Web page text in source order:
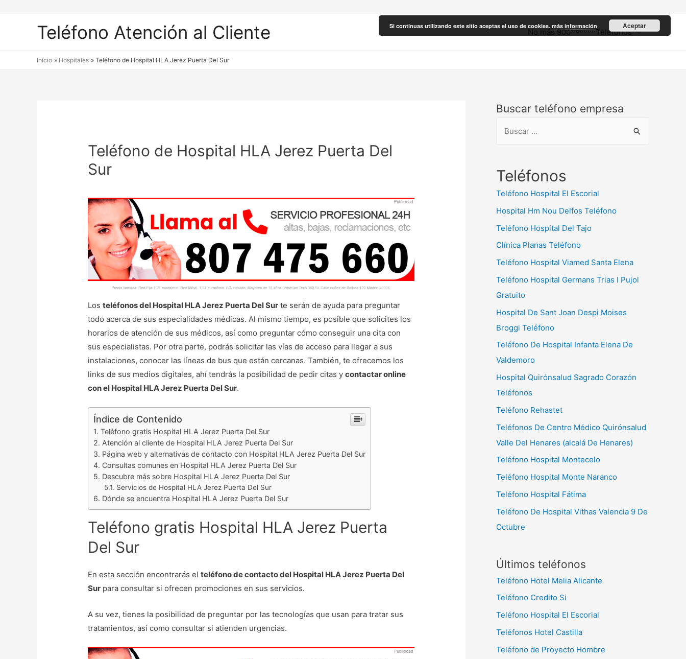
Teléfono Atención al Cliente No más 900 Teléfonos
Inicio Hospitales Teléfono de Hospital HLA Jerez Puerta Del Sur
Teléfono de Hospital HLA Jerez Puerta Del
Sur
Losteléfonos del Hospital HLA Jerez Puerta Del Sur te serán de ayuda para preguntar
todo acerca de sus especialidades médicas. Al mismo tiempo, es posible que solicites los
horarios de atención de sus médicos, así como preguntar cómo conseguir una cita con
sus especialistas. Por otra parte, podrás solicitar las vías de acceso para llegar a sus
instalaciones, conocer las líneas de bus que están cercanas. También, te ofrecemos los
links de sus medios digitales, ahí tendrás la posibilidad de pedir citas ycontactar online
con el Hospital HLA Jerez Puerta Del Sur.
Índice de Contenido
Teléfono gratis Hospital HLA Jerez Puerta Del Sur
Atención al cliente de Hospital HLA Jerez Puerta Del Sur
Página web y alternativas de contacto con Hospital HLA Jerez Puerta Del Sur
Consultas comunes en Hospital HLA Jerez Puerta Del Sur
Descubre más sobre Hospital HLA Jerez Puerta Del Sur
Servicios de Hospital HLA Jerez Puerta Del Sur
Dónde se encuentra Hospital HLA Jerez Puerta Del Sur
Teléfono gratis Hospital HLA Jerez Puerta
Del Sur
En esta sección encontrarás elteléfono de contacto del Hospital HLA Jerez Puerta Del
Sur para consultar si ofrecen promociones en sus servicios.
A su vez, tienes la posibilidad de preguntar por las tecnologías que usan para tratar sus
tratamientos, así como consultar si atienden urgencias.
Buscar teléfono empresa
c
:
Teléfonos
Teléfono Hospital El Escorial
Hospital Hm Nou Delfos Teléfono
Teléfono Hospital Del Tajo
Clínica Planas Teléfono
Teléfono Hospital Viamed Santa Elena
Teléfono Hospital Germans Trias I Pujol
Gratuito
Hospital De Sant Joan Despi Moises
Broggi Teléfono
Teléfono De Hospital Infanta Elena De
Valdemoro
Hospital Quirónsalud Sagrado Corazón
Teléfonos
Teléfono Rehastet
Teléfonos De Centro Médico Quirónsalud
Valle Del Henares (alcalá De Henares)
Teléfono Hospital Montecelo
Teléfono Hospital Monte Naranco
Teléfono Hospital Fátima
Teléfono De Hospital Vithas Valencia 9 De
Octubre
Últimos teléfonos
Teléfono Hotel Melia Alicante
Teléfono Credito Si
Teléfono Hospital El Escorial
Teléfonos Hotel Castilla
Teléfono de Proyecto Hombre
Si continuas utilizando este sitio aceptas el uso de cookies. más información Aceptar